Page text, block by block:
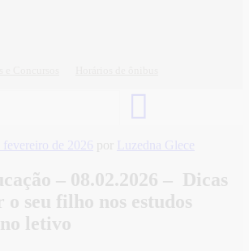
fevereiro de 2026 por Luzedna Glece
– 08.02.2026 – Dicas
seu filho nos estudos
letivo